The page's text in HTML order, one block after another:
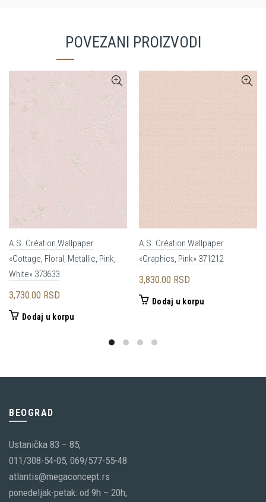
POVEZANI PROIZVODI
A.S. Création Wallpaper
«Cottage, Floral, Metallic, Pink,
White» 373633
3,730.00 RSD
Dodaj u korpu
A.S. Création Wallpaper
«Graphics, Pink» 371212
3,830.00 RSD
Dodaj u korpu
BEOGRAD
Ustanička 83 – 85;
011/308-54-05, 069/577-55-48
atlantis@megaconcept.rs
ponedeljak-petak: od 9h – 20h;